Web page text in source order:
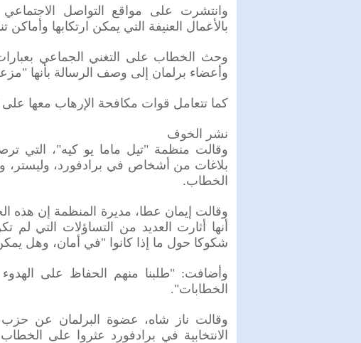
وانتشرت على مواقع التواصل
بالأعمال العنيفة التي يمكن ارتكابها وأماكن
وحث الخطاب على التغني الجماعي
وأعضاء برلمان إلى وصف الرسالة بأنها
كما تتعامل قوات مكافحة الإرهاب معها على
نشر الخوف
وقالت منظمة "تيل ماما يو كيه"، التي
بلاغات من أشخاص في برادفورد، وليستر،
الخطاب.
وقالت إيمان عطا، مديرة المنظمة إن هذه
أنها أثارت العديد من التساؤلات التي
شكوكا حول ما إذا كانوا "في أمان، وهل
وأضافت: "طلبنا منهم الحفاظ على
الخطابات".
وقالت ناز شاه، عضوة البرلمان عن حزب
الانتخابية في برادفورد عثروا على